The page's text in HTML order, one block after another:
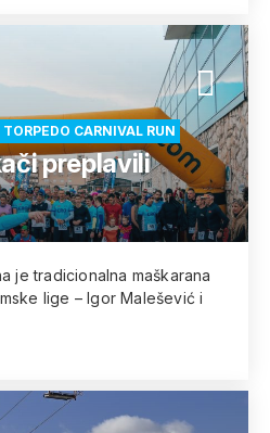
CARNIVAL RUN
preplavili
je tradicionalna maškarana
lige – Igor Malešević i